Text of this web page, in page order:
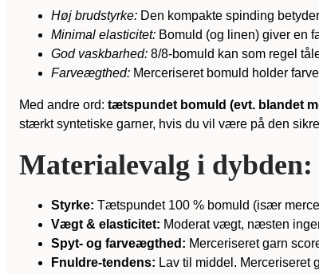
Høj brudstyrke: Den kompakte spinding
Minimal elasticitet: Bomuld (og linen) giver en
God vaskbarhed: 8/8-bomuld kan som regel
Farveægthed: Merceriseret bomuld holder
Med andre ord: tætspundet bomuld (evt. blandet
stærkt syntetiske garner, hvis du vil være på den
Materialevalg i dybden:
Styrke: Tætspundet 100 % bomuld (især
Vægt & elasticitet: Moderat vægt, næsten
Spyt- og farveægthed: Merceriseret garn
Fnuldre-tendens: Lav til middel. Merceriseret